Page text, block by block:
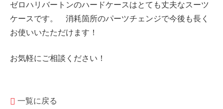
ゼロハリバートンのハードケースはとても丈夫なスーツ
ケースです。 消耗箇所のパーツチェンジで今後も長く
お使いいたただけます！
お気軽にご相談ください！
一覧に戻る